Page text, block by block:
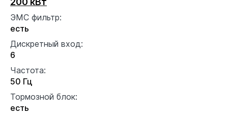
ЭМС фильтр:
есть
Дискретный вход:
6
Частота:
50 Гц
Тормозной блок:
есть